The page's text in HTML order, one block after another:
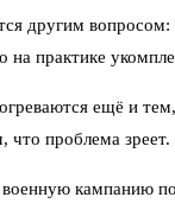
другим
практике
ещё и
что проблема зреет.
кампанию